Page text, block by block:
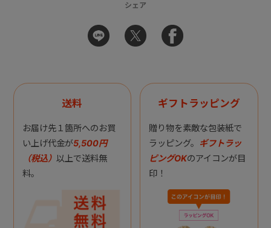
シェア
送料
お届け先１箇所へのお買
い上げ代金が5,500円
（税込） 以上で送料無
料。
ギフトラッピング
贈り物を素敵な包装紙で
ラッピング。 ギフトラッ
ピングOKのアイコンが目
印！